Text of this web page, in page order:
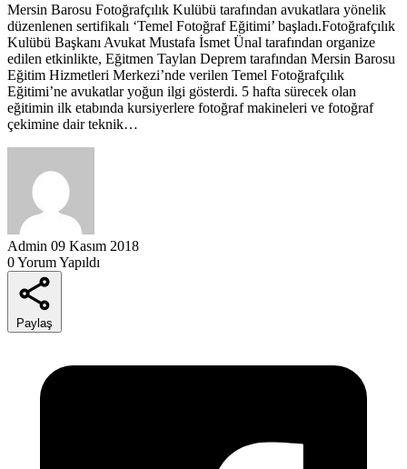
Mersin Barosu Fotoğrafçılık Kulübü tarafından avukatlara yönelik
düzenlenen sertifikalı ‘Temel Fotoğraf Eğitimi’ başladı.Fotoğrafçılık
Kulübü Başkanı Avukat Mustafa İsmet Ünal tarafından organize
edilen etkinlikte, Eğitmen Taylan Deprem tarafından Mersin Barosu
Eğitim Hizmetleri Merkezi’nde verilen Temel Fotoğrafçılık
Eğitimi’ne avukatlar yoğun ilgi gösterdi. 5 hafta sürecek olan
eğitimin ilk etabında kursiyerlere fotoğraf makineleri ve fotoğraf
çekimine dair teknik…
Admin 09 Kasım 2018
0 Yorum Yapıldı
Paylaş